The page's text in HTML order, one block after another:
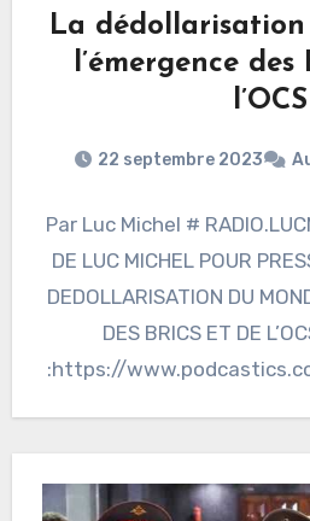
La
l’émergence des
l’OCS
22 septembre 2023
Par Luc Michel #
DE LUC MICHEL POUR
DEDOLLARISATION DU
DES BRICS ET DE
:https://
255843/